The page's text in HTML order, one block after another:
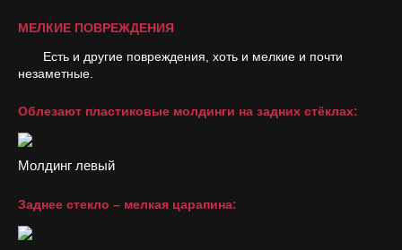
МЕЛКИЕ ПОВРЕЖДЕНИЯ
Есть и другие повреждения, хоть и мелкие и почти
незаметные.
Облезают пластиковые молдинги на задних стёклах:
Молдинг левый
Заднее стекло – мелкая царапина: